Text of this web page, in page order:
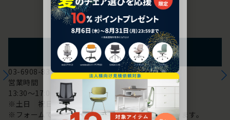
お問い合わせ
フォームからのお問い合わせ
03-6908-8370
営業時間
13:30～17:00
※土日 祝日は休み
※フォームでのお問い合わせは24時間対応しております。